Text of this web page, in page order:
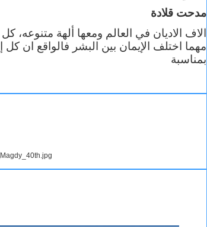
مدحت قلادة
الاف الاديان في العالم ومعها ألهة متنوعه،
مهما اختلف الإيمان بين البشر فالواقع ان كل
بمناسبة